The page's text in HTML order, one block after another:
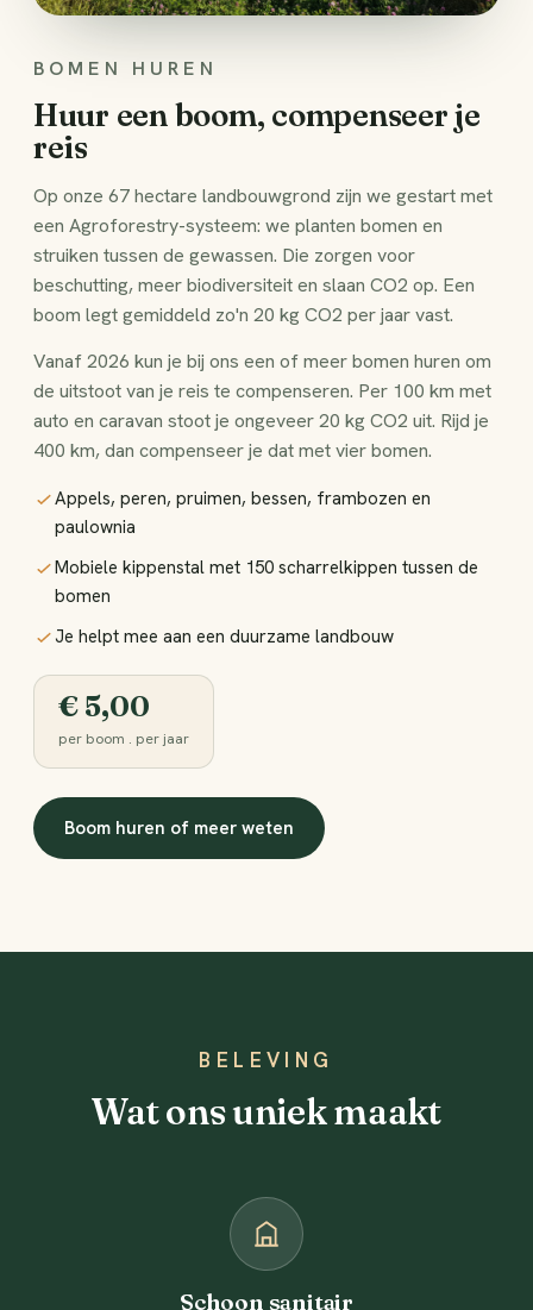
BOMEN HUREN
Huur een boom, compenseer je
reis
Op onze 67 hectare landbouwgrond zijn we gestart met
een Agroforestry-systeem: we planten bomen en
struiken tussen de gewassen. Die zorgen voor
beschutting, meer biodiversiteit en slaan CO2 op. Een
boom legt gemiddeld zo'n 20 kg CO2 per jaar vast.
Vanaf 2026 kun je bij ons een of meer bomen huren om
de uitstoot van je reis te compenseren. Per 100 km met
auto en caravan stoot je ongeveer 20 kg CO2 uit. Rijd je
400 km, dan compenseer je dat met vier bomen.
Appels, peren, pruimen, bessen, frambozen en
paulownia
Mobiele kippenstal met 150 scharrelkippen tussen de
bomen
Je helpt mee aan een duurzame landbouw
€ 5,00
per boom . per jaar
Boom huren of meer weten
BELEVING
Wat ons uniek maakt
Schoon sanitair